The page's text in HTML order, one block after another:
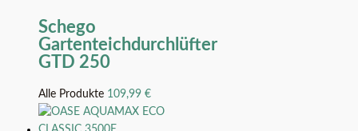
Schego
Gartenteichdurchlüfter
GTD 250
Alle Produkte 109,99 €